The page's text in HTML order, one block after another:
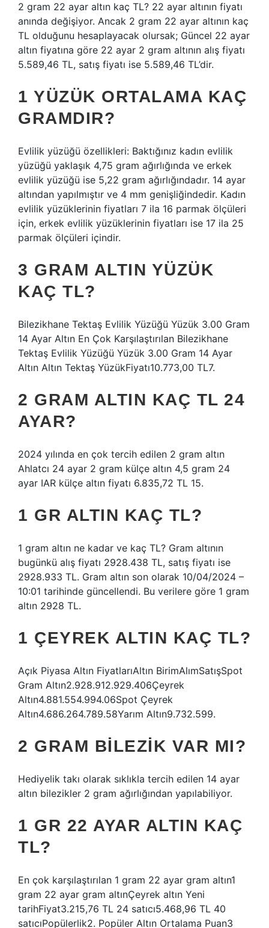
2 gram 22 ayar altın kaç TL? 22 ayar altının fiyatı
anında değişiyor. Ancak 2 gram 22 ayar altının kaç
TL olduğunu hesaplayacak olursak; Güncel 22 ayar
altın fiyatına göre 22 ayar 2 gram altının alış fiyatı
5.589,46 TL, satış fiyatı ise 5.589,46 TL’dir.
1 YÜZÜK ORTALAMA KAÇ
GRAMDIR?
Evlilik yüzüğü özellikleri: Baktığınız kadın evlilik
yüzüğü yaklaşık 4,75 gram ağırlığında ve erkek
evlilik yüzüğü ise 5,22 gram ağırlığındadır. 14 ayar
altından yapılmıştır ve 4 mm genişliğindedir. Kadın
evlilik yüzüklerinin fiyatları 7 ila 16 parmak ölçüleri
için, erkek evlilik yüzüklerinin fiyatları ise 17 ila 25
parmak ölçüleri içindir.
3 GRAM ALTIN YÜZÜK
KAÇ TL?
Bilezikhane Tektaş Evlilik Yüzüğü Yüzük 3.00 Gram
14 Ayar Altın En Çok Karşılaştırılan Bilezikhane
Tektaş Evlilik Yüzüğü Yüzük 3.00 Gram 14 Ayar
Altın Altın Tektaş YüzükFiyatı10.773,00 TL7.
2 GRAM ALTIN KAÇ TL 24
AYAR?
2024 yılında en çok tercih edilen 2 gram altın
Ahlatcı 24 ayar 2 gram külçe altın 4,5 gram 24
ayar IAR külçe altın fiyatı 6.835,72 TL 15.
1 GR ALTIN KAÇ TL?
1 gram altın ne kadar ve kaç TL? Gram altının
bugünkü alış fiyatı 2928.438 TL, satış fiyatı ise
2928.933 TL. Gram altın son olarak 10/04/2024 –
10:01 tarihinde güncellendi. Bu verilere göre 1 gram
altın 2928 TL.
1 ÇEYREK ALTIN KAÇ TL?
Açık Piyasa Altın FiyatlarıAltın BirimAlımSatışSpot
Gram Altın2.928.912.929.406Çeyrek
Altın4.881.554.994.06Spot Çeyrek
Altın4.686.264.789.58Yarım Altın9.732.599.
2 GRAM BILEZIK VAR MI?
Hediyelik takı olarak sıklıkla tercih edilen 14 ayar
altın bilezikler 2 gram ağırlığından yapılabiliyor.
1 GR 22 AYAR ALTIN KAÇ
TL?
En çok karşılaştırılan 1 gram 22 ayar gram altın1
gram 22 ayar gram altınÇeyrek altın Yeni
tarihFiyat3.215,76 TL 24 satıcı5.468,96 TL 40
satıcıPopülerlik2. Popüler Altın Ortalama Puan3